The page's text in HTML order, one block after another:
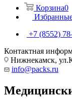
Корзина0
+7 (8552)
Контактная
Нижнекамск,
info@packs.ru